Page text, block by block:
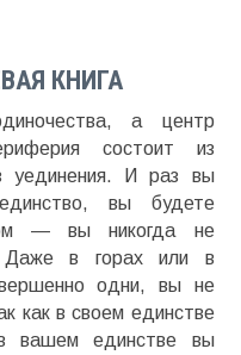
КНИГА
а центр
состоит из
уединения. И раз вы
вы будете
— вы никогда не
Даже в горах или в
одни, вы не
как в своем единстве
вашем единстве вы